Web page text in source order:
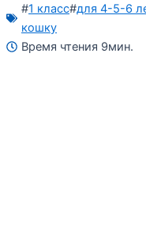
#1 класс#для 4-5-6
кошку
Время чтения 9мин.